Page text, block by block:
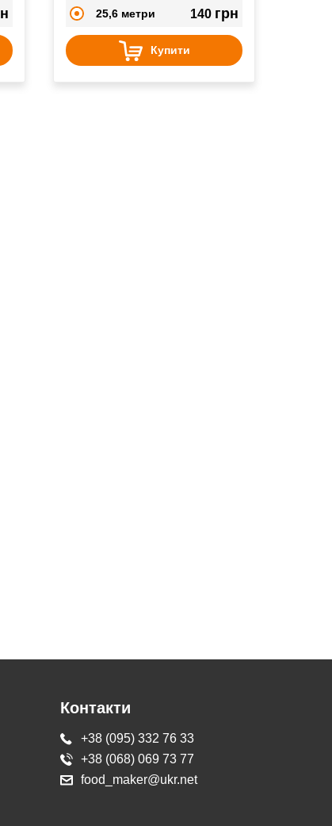
ковбасок25,6 метри 140 грн
Купити
Контакти
+38 (095) 332 76 33
+38 (068) 069 73 77
food_maker@ukr.net